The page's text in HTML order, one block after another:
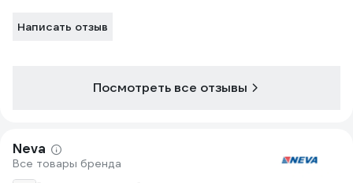
Написать отзыв
Посмотреть все отзывы
Neva
Все товары бренда